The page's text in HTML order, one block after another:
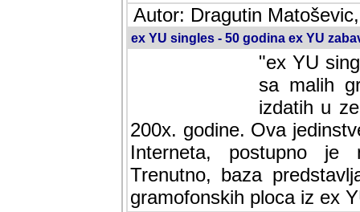
Autor: Dragutin
ex YU singles - 50 godina ex YU
"ex YU
sa malih
izdatih u
200x. godine. Ova
Interneta, postupno je
baza predstavlja
ploca iz ex YU.